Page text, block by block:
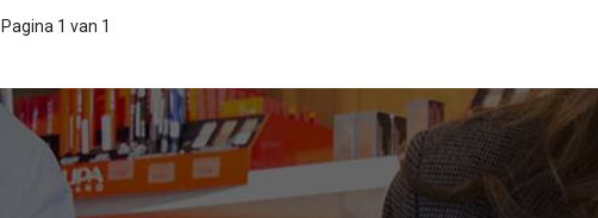
Pagina 1 van 1